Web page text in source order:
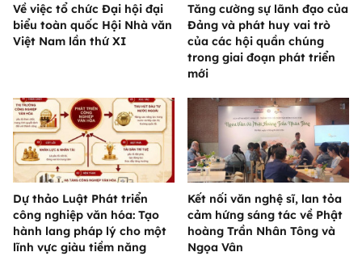
Về việc tổ chức Đại hội đại
biểu toàn quốc Hội Nhà văn
Việt Nam lần thứ XI
Tăng cường sự lãnh đạo của
Đảng và phát huy vai trò
của các hội quần chúng
trong giai đoạn phát triển
mới
Dự thảo Luật Phát triển
công nghiệp văn hóa: Tạo
hành lang pháp lý cho một
lĩnh vực giàu tiềm năng
Kết nối văn nghệ sĩ, lan tỏa
cảm hứng sáng tác về Phật
hoàng Trần Nhân Tông và
Ngọa Vân